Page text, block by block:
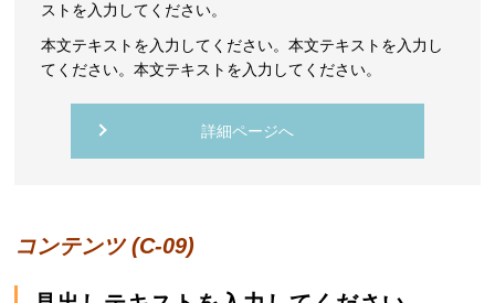
ストを入力してください。
本文テキストを入力してください。本文テキストを入力し
てください。本文テキストを入力してください。
詳細ページへ
コンテンツ (C-09)